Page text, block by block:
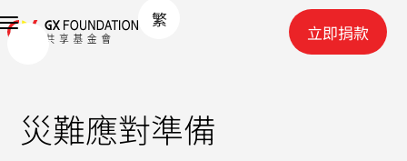
繁
立即捐款
災難應對準備